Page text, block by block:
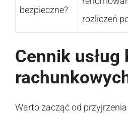
bezpieczne?
rozliczeń
Cennik usług
Warto zacząć od